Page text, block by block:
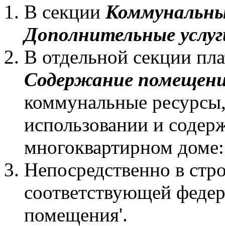
В секции
Дополнительные
В отдельной секции
Содержание
коммунальные
использовании и
многоквартирном
Непосредственно в
соответствующей
помещения'.